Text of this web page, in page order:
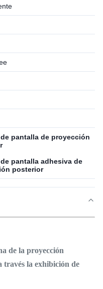
pantalla de proyección
pantalla adhesiva de
posterior
de la proyección
través la exhibición de